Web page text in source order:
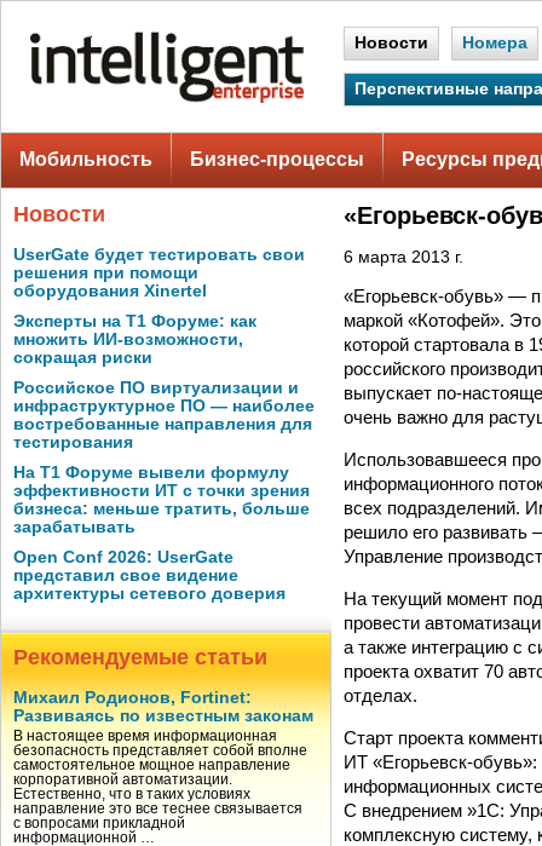
Новости Номера
Перспективные
Мобильность Бизнес-процессы Ресурсы
Новости
UserGate будет тестировать свои
решения при помощи
оборудования Xinertel
Эксперты на Т1 Форуме: как
множить ИИ-возможности,
сокращая риски
Российское ПО виртуализации и
инфраструктурное ПО — наиболее
востребованные направления для
тестирования
На Т1 Форуме вывели формулу
эффективности ИТ с точки зрения
бизнеса: меньше тратить, больше
зарабатывать
Open Conf 2026: UserGate
представил свое видение
архитектуры сетевого доверия
Рекомендуемые статьи
Михаил Родионов, Fortinet:
Развиваясь по известным законам
В настоящее время информационная
безопасность представляет собой вполне
самостоятельное мощное направление
корпоративной автоматизации.
Естественно, что в таких условиях
направление это все теснее связывается
с вопросами прикладной
информационной …
«Егорьевск-
6 марта 2013 г.
«Егорьевск-обувь» —
маркой «Котофей».
которой стартовала
российского
выпускает по-
очень важно для
Использовавшееся
информационного
всех подразделений.
решило его
Управление
На текущий момент
провести
а также интеграцию с
проекта охватит 70
отделах.
Старт проекта
ИТ «Егорьевск-
информационных
С внедрением »1С:
комплексную систему,